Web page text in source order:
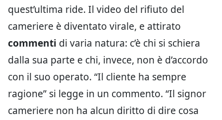
quest’ultima ride. Il video del rifiuto del
cameriere è diventato virale, e attirato
commenti di varia natura: c’è chi si schiera
dalla sua parte e chi, invece, non è d’accordo
con il suo operato. “Il cliente ha sempre
ragione” si legge in un commento. “Il signor
cameriere non ha alcun diritto di dire cosa